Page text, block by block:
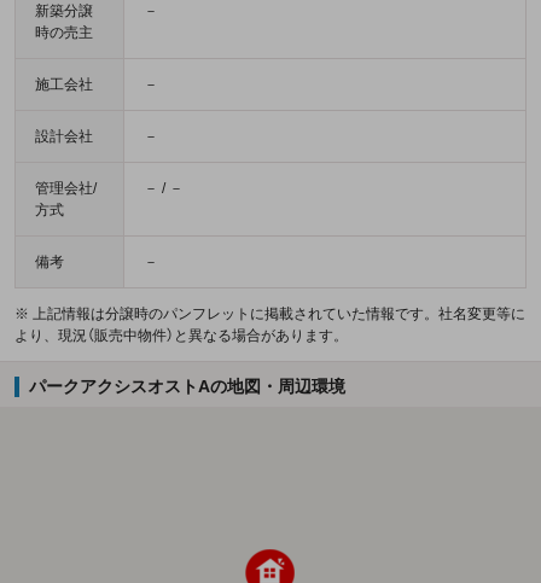
新築分譲
時の売主
－
施工会社 －
設計会社 －
管理会社/
方式
－ / －
備考 －
※ 上記情報は分譲時のパンフレットに掲載されていた情報です。社名変更等に
より、現況（販売中物件）と異なる場合があります。
パークアクシスオストAの地図・周辺環境